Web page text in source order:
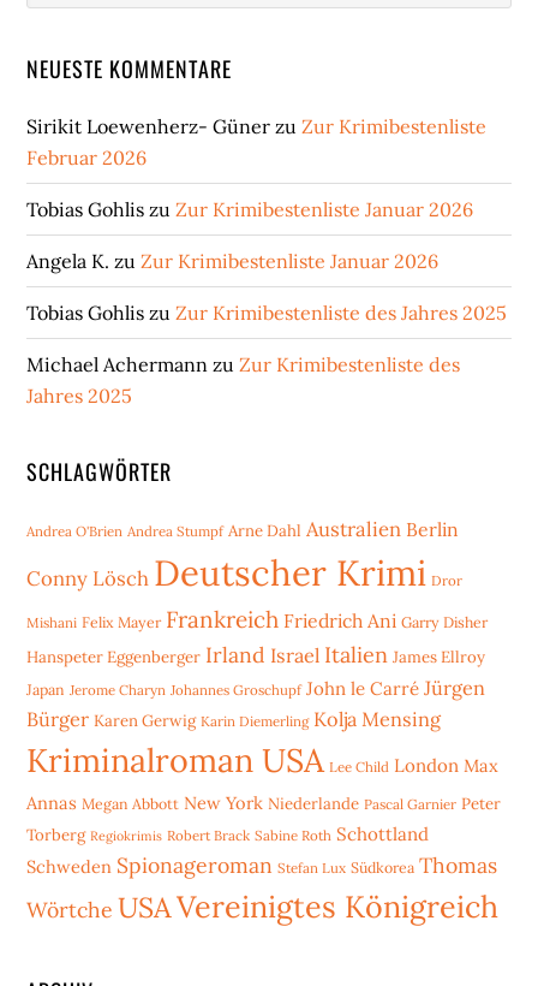
NEUESTE KOMMENTARE
Sirikit Loewenherz- Güner zuZur Krimibestenliste
Februar 2026
Tobias Gohlis zuZur Krimibestenliste Januar 2026
Angela K. zuZur Krimibestenliste Januar 2026
Tobias Gohlis zuZur Krimibestenliste des Jahres 2025
Michael Achermann zuZur Krimibestenliste des
Jahres 2025
SCHLAGWÖRTER
Andrea O'Brien Andrea Stumpf Arne Dahl Australien Berlin
Conny Lösch Deutscher Krimi Dror
Mishani Felix Mayer Frankreich Friedrich Ani Garry Disher
Hanspeter Eggenberger Irland Israel Italien James Ellroy
Japan Jerome Charyn Johannes Groschupf John le Carré Jürgen
Bürger Karen Gerwig Karin Diemerling Kolja Mensing
Kriminalroman USA Lee Child London Max
Annas Megan Abbott New York Niederlande Pascal Garnier Peter
Torberg Regiokrimis Robert Brack Sabine Roth Schottland
Schweden Spionageroman Stefan Lux Südkorea Thomas
Wörtche USAVereinigtes Königreich